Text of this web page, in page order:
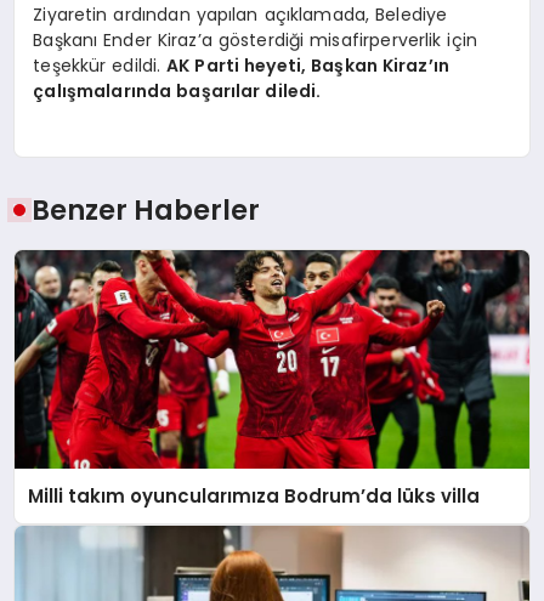
Ziyaretin ardından yapılan açıklamada, Belediye
Başkanı Ender Kiraz’a gösterdiği misafirperverlik için
teşekkür edildi.AK Parti heyeti, Başkan Kiraz’ın
çalışmalarında başarılar diledi.
Benzer Haberler
Milli takım oyuncularımıza Bodrum’da lüks villa